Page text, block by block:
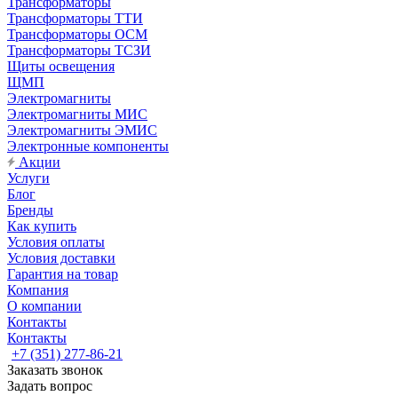
Трансформаторы ТТИ
Трансформаторы ОСМ
Трансформаторы ТСЗИ
Щиты освещения
ЩМП
Электромагниты
Электромагниты МИС
Электромагниты ЭМИС
Электронные компоненты
Акции
Услуги
Блог
Бренды
Как купить
Условия оплаты
Условия доставки
Гарантия на товар
Компания
О компании
Контакты
Контакты
+7 (351) 277-86-21
Заказать звонок
Задать вопрос